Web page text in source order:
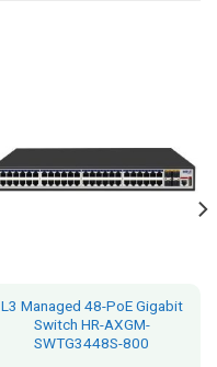
L3 Managed 48-PoE Gigabit
Switch HR-AXGM-
SWTG3448S-800